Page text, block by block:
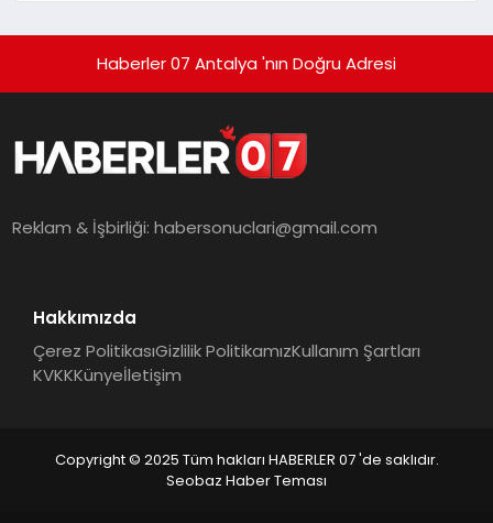
Haberler 07 Antalya 'nın Doğru Adresi
Reklam & İşbirliği:habersonuclari@gmail.com
Hakkımızda
Çerez PolitikasıGizlilik PolitikamızKullanım Şartları
KVKKKünyeİletişim
Copyright © 2025 Tüm hakları HABERLER 07 'de saklıdır.
Seobaz Haber Teması